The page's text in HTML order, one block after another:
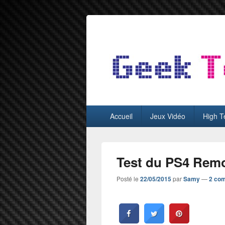
GeekTest
principalAccueil Jeux Vidéo High
Test du PS4
Posté le 22/05/2015parSamy—2